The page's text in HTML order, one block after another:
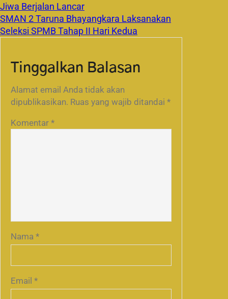
Jiwa Berjalan Lancar
SMAN 2 Taruna Bhayangkara Laksanakan
Seleksi SPMB Tahap II Hari Kedua
Tinggalkan Balasan
Alamat email Anda tidak akan
dipublikasikan. Ruas yang wajib ditandai *
Komentar *
Nama *
Email *